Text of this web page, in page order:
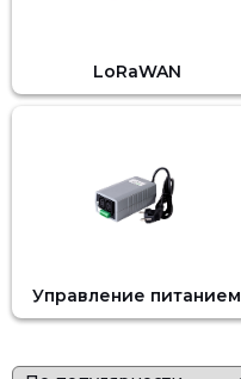
LoRaWAN
Управление питанием